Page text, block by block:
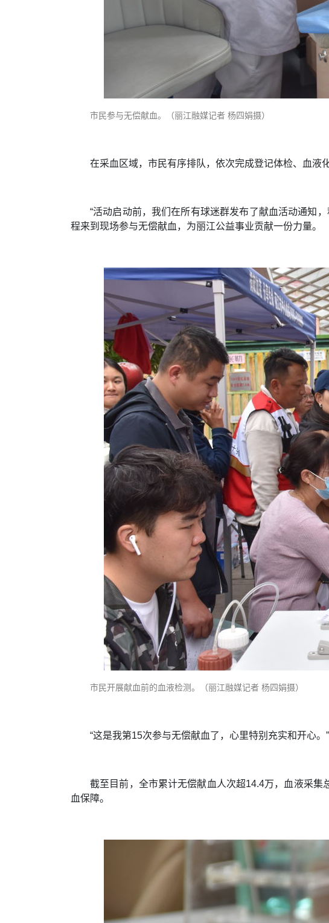
市民参与无偿献血。（丽江融媒记者 杨四娟摄）
在采血区域，市民有序排队，依次完成登记体检、血液
“活动启动前，我们在所有球迷群发布了献血活动通知
程来到现场参与无偿献血，为丽江公益事业贡献一份力量。
市民开展献血前的血液检测。（丽江融媒记者 杨四娟摄）
“这是我第15次参与无偿献血了，心里特别充实和开心。
截至目前，全市累计无偿献血人次超14.4万，血液采
血保障。